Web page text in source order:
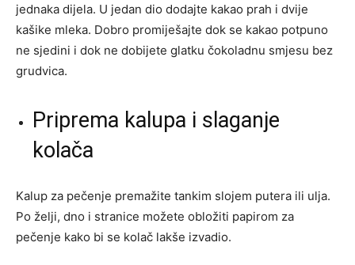
jednaka dijela. U jedan dio dodajte kakao prah i dvije
kašike mleka. Dobro promiješajte dok se kakao potpuno
ne sjedini i dok ne dobijete glatku čokoladnu smjesu bez
grudvica.
Priprema kalupa i slaganje
kolača
Kalup za pečenje premažite tankim slojem putera ili ulja.
Po želji, dno i stranice možete obložiti papirom za
pečenje kako bi se kolač lakše izvadio.